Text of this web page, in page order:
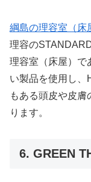
綱島の理容室（床
理容の
理容室（床屋）で
い製品を使用し、
もある頭皮や皮
ります。
6. GREEN